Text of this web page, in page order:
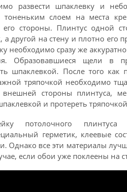
развести шпаклевку и
тоненьким слоем на места
его стороны. Плинтус одной
другой на стену и плотно его
сразу же аккуратно
Образовавшиеся щели в
шпаклевкой. После того как
тряпочкой необходимо
стороны плинтуса,
и протереть
потолочного плинтуса
герметик, клеевые
Однако все эти материалы
если обои уже поклеены на